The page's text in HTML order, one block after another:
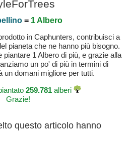
= 1 Albero
in Caphunters, contribuisci a
pianeta che ne hanno più bisogno.
piantare 1 Albero di più, e grazie alla
un po' di più in termini di
un domani migliore per tutti.
259.781 alberi
Grazie!
questo articolo hanno